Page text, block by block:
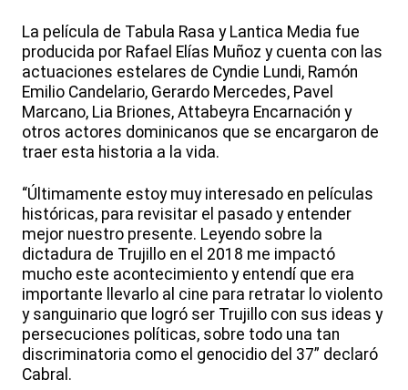
La película de Tabula Rasa y Lantica Media fue
producida por Rafael Elías Muñoz y cuenta con las
actuaciones estelares de Cyndie Lundi, Ramón
Emilio Candelario, Gerardo Mercedes, Pavel
Marcano, Lia Briones, Attabeyra Encarnación y
otros actores dominicanos que se encargaron de
traer esta historia a la vida.
“Últimamente estoy muy interesado en películas
históricas, para revisitar el pasado y entender
mejor nuestro presente. Leyendo sobre la
dictadura de Trujillo en el 2018 me impactó
mucho este acontecimiento y entendí que era
importante llevarlo al cine para retratar lo violento
y sanguinario que logró ser Trujillo con sus ideas y
persecuciones políticas, sobre todo una tan
discriminatoria como el genocidio del 37” declaró
Cabral.